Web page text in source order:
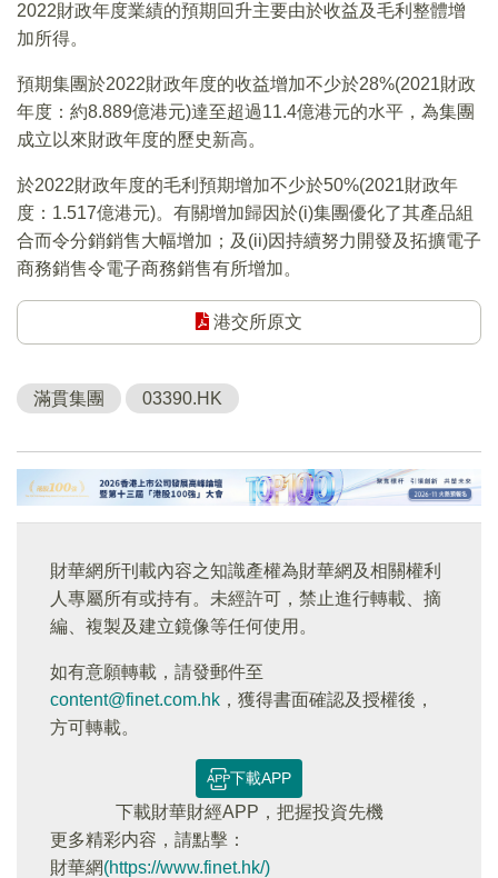
2022財政年度業績的預期回升主要由於收益及毛利整體增
加所得。
預期集團於2022財政年度的收益增加不少於28%(2021財政
年度：約8.889億港元)達至超過11.4億港元的水平，為集團
成立以來財政年度的歷史新高。
於2022財政年度的毛利預期增加不少於50%(2021財政年
度：1.517億港元)。有關增加歸因於(i)集團優化了其產品組
合而令分銷銷售大幅增加；及(ii)因持續努力開發及拓擴電子
商務銷售令電子商務銷售有所增加。
港交所原文
滿貫集團 03390.HK
財華網所刊載內容之知識產權為財華網及相關權利
人專屬所有或持有。未經許可，禁止進行轉載、摘
編、複製及建立鏡像等任何使用。
如有意願轉載，請發郵件至
content@finet.com.hk ，獲得書面確認及授權後，
方可轉載。
下載APP
下載財華財經APP，把握投資先機
更多精彩内容，請點擊：
財華網(https://www.finet.hk/)